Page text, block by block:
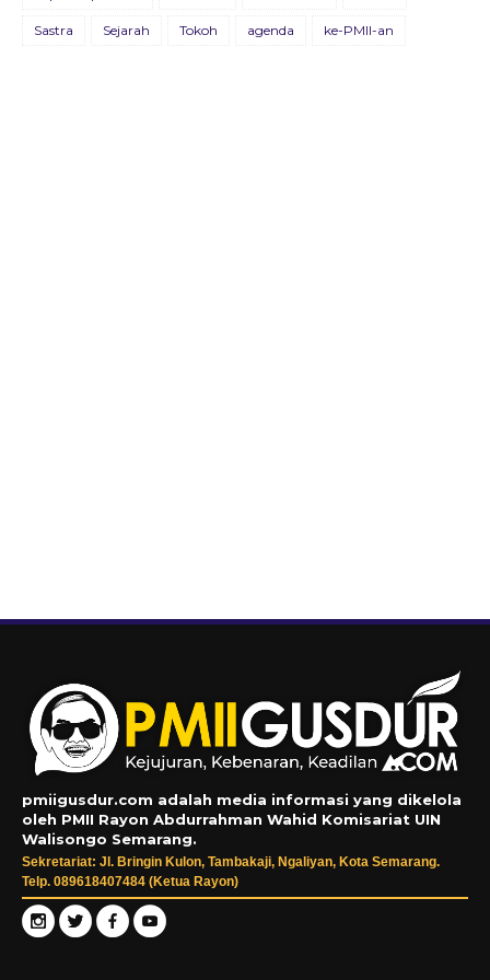
09 Juli 2021
Sastra Sejarah Tokoh agenda ke-PMII-an
pmiigusdur.com adalah media informasi yang dikelola
oleh PMII Rayon Abdurrahman Wahid Komisariat UIN
Walisongo Semarang.
Sekretariat: Jl. Bringin Kulon, Tambakaji, Ngaliyan, Kota Semarang.
Telp. 089618407484 (Ketua Rayon)